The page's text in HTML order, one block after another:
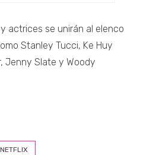
actrices se unirán al elenco
Stanley Tucci, Ke Huy
Jenny Slate y Woody
NETFLIX